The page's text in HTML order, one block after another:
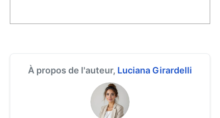
À propos de l'auteur, Luciana Girardelli